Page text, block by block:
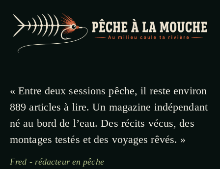
« Entre deux sessions pêche, il reste environ
889 articles à lire. Un magazine indépendant
né au bord de l’eau. Des récits vécus, des
montages testés et des voyages rêvés. »
Fred - rédacteur en pêche